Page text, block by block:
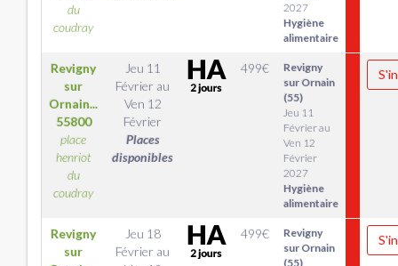
du
coudray
2027
Hygiène
alimentaire
Revigny
sur
Ornain...
55800
place
henriot
du
coudray
Jeu 11
Février au
Ven 12
Février
Places
disponibles
499€
Revigny
sur Ornain
(55)
Jeu 11
Février au
Ven 12
Février
2027
Hygiène
alimentaire
Revigny
sur
Jeu 18
Février au
499€
Revigny
sur Ornain
(55)